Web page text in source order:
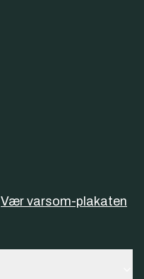
Vær varsom-plakaten